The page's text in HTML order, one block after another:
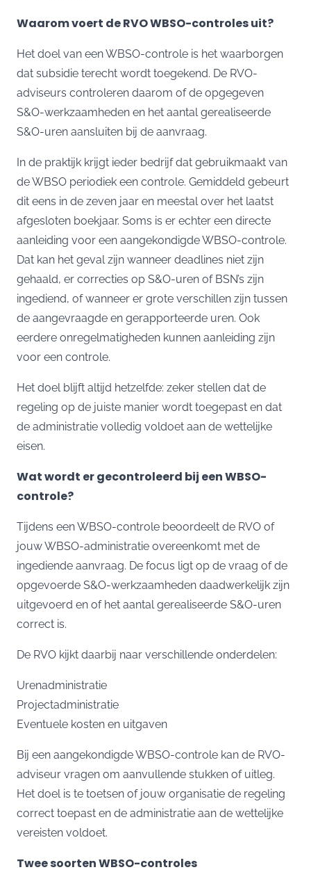
Waarom voert de RVO WBSO-controles uit?
Het doel van een WBSO-controle is het waarborgen
dat subsidie terecht wordt toegekend. De RVO-
adviseurs controleren daarom of de opgegeven
S&O-werkzaamheden en het aantal gerealiseerde
S&O-uren aansluiten bij de aanvraag.
In de praktijk krijgt ieder bedrijf dat gebruikmaakt van
de WBSO periodiek een controle. Gemiddeld gebeurt
dit eens in de zeven jaar en meestal over het laatst
afgesloten boekjaar. Soms is er echter een directe
aanleiding voor een aangekondigde WBSO-controle.
Dat kan het geval zijn wanneer deadlines niet zijn
gehaald, er correcties op S&O-uren of BSN’s zijn
ingediend, of wanneer er grote verschillen zijn tussen
de aangevraagde en gerapporteerde uren. Ook
eerdere onregelmatigheden kunnen aanleiding zijn
voor een controle.
Het doel blijft altijd hetzelfde: zeker stellen dat de
regeling op de juiste manier wordt toegepast en dat
de administratie volledig voldoet aan de wettelijke
eisen.
Wat wordt er gecontroleerd bij een WBSO-
controle?
Tijdens een WBSO-controle beoordeelt de RVO of
jouwWBSO-administratie overeenkomt met de
ingediende aanvraag. De focus ligt op de vraag of de
opgevoerde S&O-werkzaamheden daadwerkelijk zijn
uitgevoerd en of het aantal gerealiseerde S&O-uren
correct is.
De RVO kijkt daarbij naar verschillende onderdelen:
Urenadministratie
Projectadministratie
Eventuele kosten en uitgaven
Bij een aangekondigde WBSO-controle kan de RVO-
adviseur vragen om aanvullende stukken of uitleg.
Het doel is te toetsen of jouw organisatie de regeling
correct toepast en de administratie aan de wettelijke
vereisten voldoet.
Twee soorten WBSO-controles